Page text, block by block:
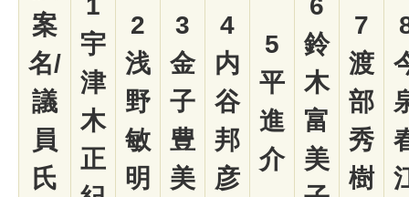
案
名/
議
員
氏
1
宇
津
木
正
2
浅
野
敏
明
3
金
子
豊
美
4
内
谷
邦
彦
5
平
進
介
6
鈴
木
富
美
7
渡
部
秀
樹